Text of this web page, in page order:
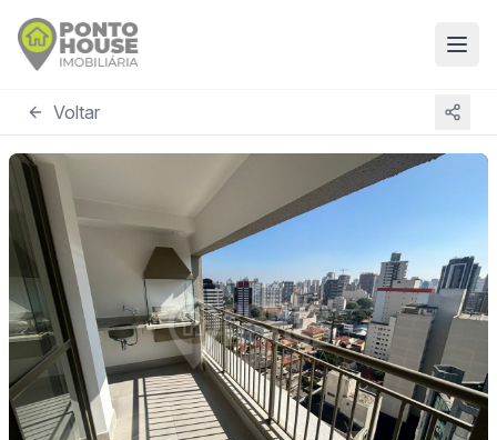
Voltar